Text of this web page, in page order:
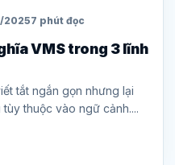
20257 phút đọc
VMS trong 3 lĩnh
tắt ngắn gọn nhưng lại
thuộc vào ngữ cảnh....